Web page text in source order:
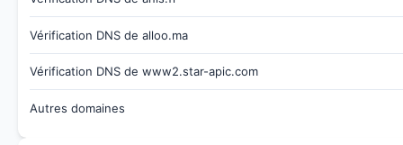
Vérification DNS de alloo.ma
Vérification DNS de www2.star-apic.com
Autres domaines